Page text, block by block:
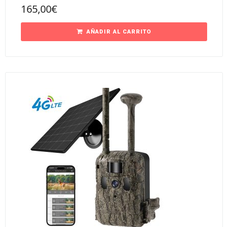
165,00€
AÑADIR AL CARRITO